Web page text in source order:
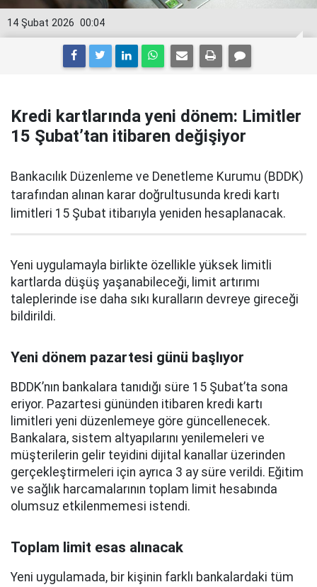
00:04
14 Şubat 2026
Kredi kartlarında yeni dönem: Limitler
15 Şubat’tan itibaren değişiyor
Bankacılık Düzenleme ve Denetleme Kurumu (BDDK)
tarafından alınan karar doğrultusunda kredi kartı
limitleri 15 Şubat itibarıyla yeniden hesaplanacak.
Yeni uygulamayla birlikte özellikle yüksek limitli
kartlarda düşüş yaşanabileceği, limit artırımı
taleplerinde ise daha sıkı kuralların devreye gireceği
bildirildi.
Yeni dönem pazartesi günü başlıyor
BDDK’nın bankalara tanıdığı süre 15 Şubat’ta sona
eriyor. Pazartesi gününden itibaren kredi kartı
limitleri yeni düzenlemeye göre güncellenecek.
Bankalara, sistem altyapılarını yenilemeleri ve
müşterilerin gelir teyidini dijital kanallar üzerinden
gerçekleştirmeleri için ayrıca 3 ay süre verildi. Eğitim
ve sağlık harcamalarının toplam limit hesabında
olumsuz etkilenmemesi istendi.
Toplam limit esas alınacak
Yeni uygulamada, bir kişinin farklı bankalardaki tüm